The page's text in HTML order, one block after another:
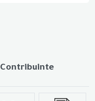
Contribuinte